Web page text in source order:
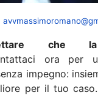
che la
ora per
impegno:
per il tuo caso.